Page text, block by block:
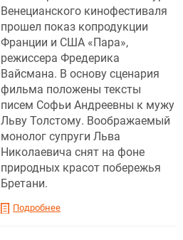
Венецианского кинофестиваля
прошел показ копродукции
Франции и США «Пара»,
режиссера Фредерика
Вайсмана. В основу сценария
фильма положены тексты
писем Софьи Андреевны к мужу
Льву Толстому. Воображаемый
монолог супруги Льва
Николаевича снят на фоне
природных красот побережья
Бретани.
Подробнее